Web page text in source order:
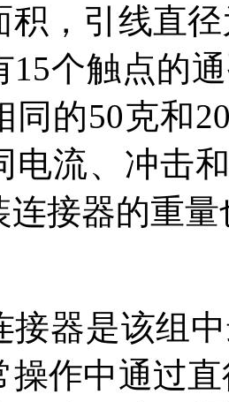
积，引线直
15个触点的
同的50克和
电流、冲击
连接器的重
接器是该组
操作中通过